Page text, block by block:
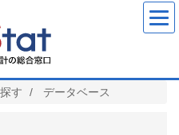
す データベース